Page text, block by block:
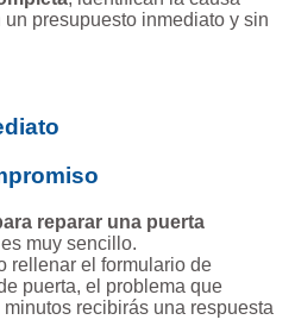
presupuesto inmediato y sin
reparar una puerta
es muy sencillo.
rellenar el formulario de
puerta, el problema que
recibirás una respuesta